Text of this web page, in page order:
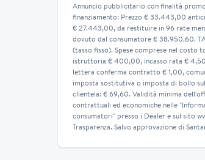
Annuncio pubblicitario con finalità
finanziamento: Prezzo € 33.443,00
€ 27.443,00, da restituire in 96 rate
dovuto dal consumatore € 38.950,60.
(tasso fisso). Spese comprese nel
istruttoria € 400,00, incasso rata € 4,50
lettera conferma contratto € 1,00,
imposta sostitutiva o imposta di bollo
clientela: € 69,60. Validità minima
contrattuali ed economiche nelle
consumatori" presso i Dealer e sul sito
Trasparenza. Salvo approvazione di